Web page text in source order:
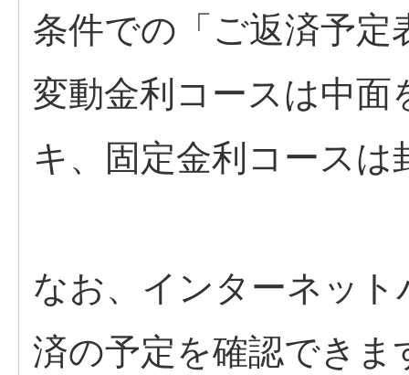
条件での「ご返済予
変動金利コースは中
キ、固定金利コース
なお、インターネッ
済の予定を確認でき